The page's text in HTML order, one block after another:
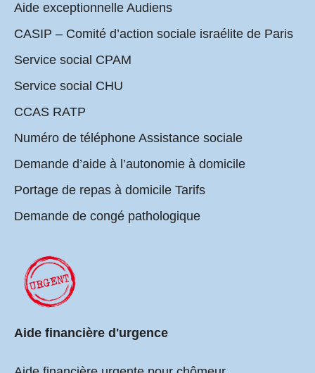
Aide exceptionnelle Audiens
CASIP – Comité d’action sociale israélite de Paris
Service social CPAM
Service social CHU
CCAS RATP
Numéro de téléphone Assistance sociale
Demande d’aide à l’autonomie à domicile
Portage de repas à domicile Tarifs
Demande de congé pathologique
Aide financière d'urgence